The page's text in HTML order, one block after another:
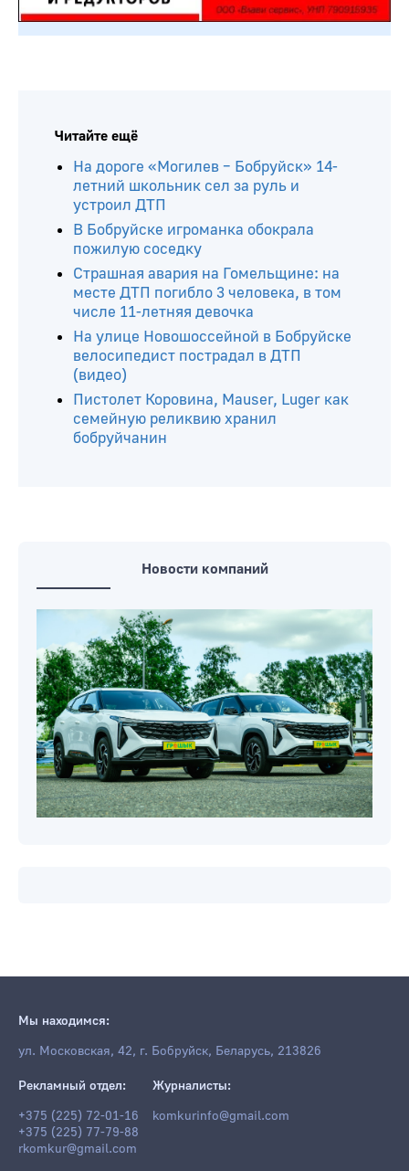
Читайте ещё
На дороге «Могилев – Бобруйск» 14-
летний школьник сел за руль и
устроил ДТП
В Бобруйске игроманка обокрала
пожилую соседку
Страшная авария на Гомельщине: на
месте ДТП погибло 3 человека, в том
числе 11-летняя девочка
На улице Новошоссейной в Бобруйске
велосипедист пострадал в ДТП
(видео)
Пистолет Коровина, Mauser, Luger как
семейную реликвию хранил
бобруйчанин
Новости компаний
Мы находимся:
ул. Московская, 42, г. Бобруйск, Беларусь, 213826
Рекламный отдел:
+375 (225) 72-01-16
+375 (225) 77-79-88
rkomkur@gmail.com
Журналисты:
komkurinfo@gmail.com